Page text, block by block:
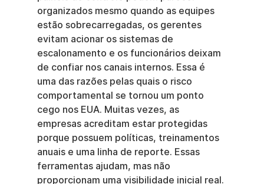
organizados mesmo quando as equipes
estão sobrecarregadas, os gerentes
evitam acionar os sistemas de
escalonamento e os funcionários deixam
de confiar nos canais internos. Essa é
uma das razões pelas quais o risco
comportamental se tornou um ponto
cego nos EUA. Muitas vezes, as
empresas acreditam estar protegidas
porque possuem políticas, treinamentos
anuais e uma linha de reporte. Essas
ferramentas ajudam, mas não
proporcionam uma visibilidade inicial real.